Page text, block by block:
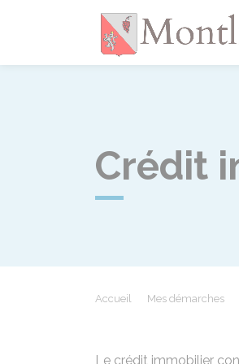
Crédit
Accueil Mes démarches
Le crédit immobilier